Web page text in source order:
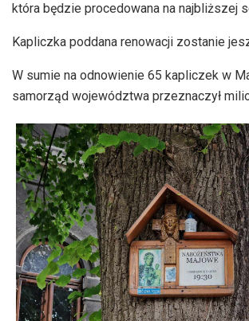
która będzie procedowana na najbliższej
Kapliczka poddana renowacji zostanie
W sumie na odnowienie 65 kapliczek w
samorząd województwa przeznaczył